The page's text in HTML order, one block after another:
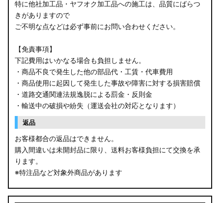
特に他社加工品・ヤフオク加工品への施工は、品質にばらつ
きがありますので
ご不明な点などは必ず事前にお問い合わせください。
【免責事項】
下記費用はいかなる場合も負担しません。
・商品不良で発生した他の部品代・工賃・代車費用
・商品使用に起因して発生した事故や障害に対する損害賠償
・道路交通関連法規逸脱による罰金・反則金
・輸送中の破損や紛失（運送会社の対応となります）
返品
お客様都合の返品はできません。
購入間違いは未開封品に限り、送料お客様負担にて交換を承
ります。
※特注品など対象外商品があります